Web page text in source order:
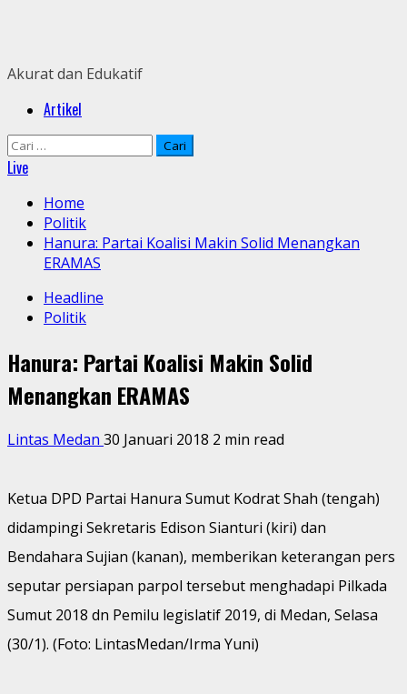
Akurat dan Edukatif
PrimaryArtikel
Cari
untuk:
Live
Home
Politik
Hanura: Partai Koalisi Makin Solid Menangkan
ERAMAS
Headline
Politik
Hanura: Partai Koalisi Makin Solid
Menangkan ERAMAS
Lintas Medan 30 Januari 2018 2 min read
Ketua DPD Partai Hanura Sumut Kodrat Shah (tengah)
didampingi Sekretaris Edison Sianturi (kiri) dan
Bendahara Sujian (kanan), memberikan keterangan pers
seputar persiapan parpol tersebut menghadapi Pilkada
Sumut 2018 dn Pemilu legislatif 2019, di Medan, Selasa
(30/1). (Foto: LintasMedan/Irma Yuni)